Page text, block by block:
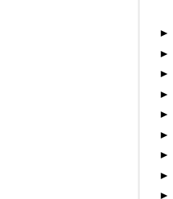
►
►
►
►
►
►
►
►
►